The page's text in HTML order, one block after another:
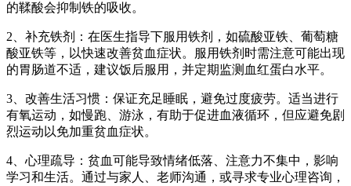
的鞣酸会抑制铁的吸收。
2、补充铁剂：在医生指导下服用铁剂，如硫酸亚铁、葡萄糖
酸亚铁等，以快速改善贫血症状。服用铁剂时需注意可能出现
的胃肠道不适，建议饭后服用，并定期监测血红蛋白水平。
3、改善生活习惯：保证充足睡眠，避免过度疲劳。适当进行
有氧运动，如慢跑、游泳，有助于促进血液循环，但应避免剧
烈运动以免加重贫血症状。
4、心理疏导：贫血可能导致情绪低落、注意力不集中，影响
学习和生活。通过与家人、老师沟通，或寻求专业心理咨询，